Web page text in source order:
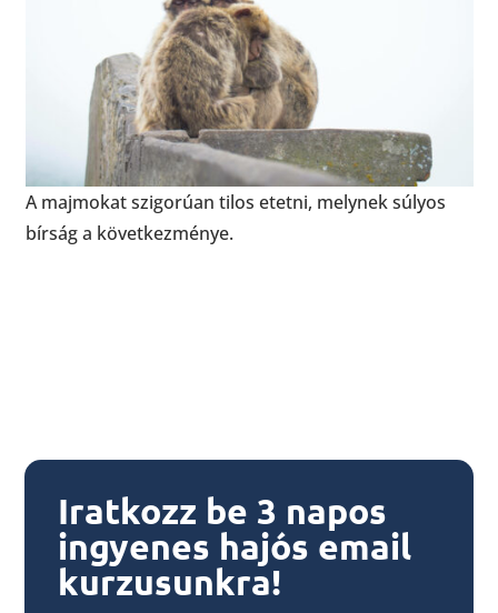
A majmokat szigorúan tilos etetni, melynek súlyos
bírság a következménye.
Iratkozz be 3 napos
ingyenes hajós email
kurzusunkra!